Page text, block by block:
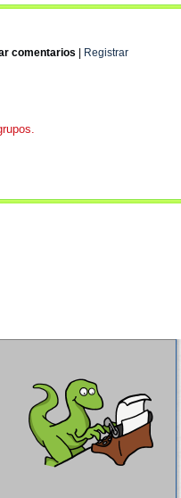
comentarios Registrar